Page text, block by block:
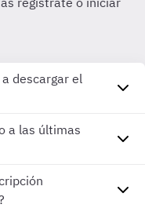
descargar el
a las últimas